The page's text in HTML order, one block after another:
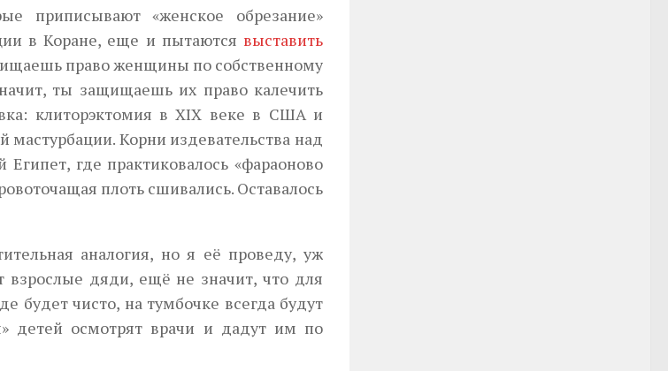
приписывают «женское обрезание»
в Коране, еще и пытаются выставить
право женщины по собственному
ты защищаешь их право калечить
клиторэктомия в ХІХ веке в США и
Корни издевательства над
где практиковалось «фараоново
плоть сшивались. Оставалось
аналогия, но я её проведу, уж
взрослые дяди, ещё не значит, что для
будет чисто, на тумбочке всегда будут
детей осмотрят врачи и дадут им по